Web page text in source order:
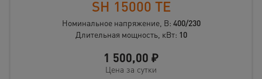
SH 15000 ТЕ
Номинальное напряжение, В: 400/230
Длительная мощность, кВт: 10
1 500,00 ₽
Цена за сутки